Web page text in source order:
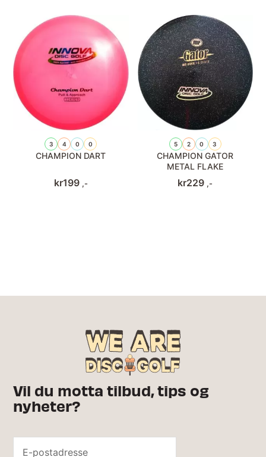
3 4 0 0
CHAMPION DART
kr199 ,-
5 2 0 3
CHAMPION GATOR
METAL FLAKE
kr229 ,-
Vil du motta tilbud, tips og
nyheter?